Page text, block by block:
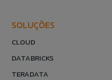
SOLUÇÕES
CLOUD
DATABRICKS
TERADATA